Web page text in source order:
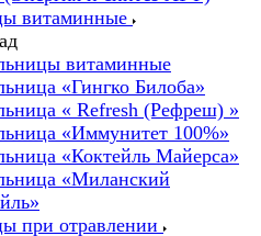
витаминные
витаминные
«Гингко Билоба»
« Refresh (Рефреш) »
«Иммунитет 100%»
«Коктейль Майерса»
«Миланский
при отравлении